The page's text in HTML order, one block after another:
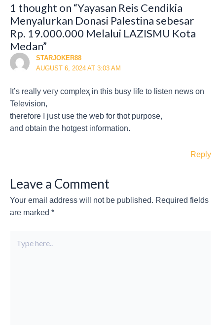
1 thought on “Yayasan Reis Cendikia
Menyalurkan Donasi Palestina sebesar
Rp. 19.000.000 Melalui LAZISMU Kota
Medan”
STARJOKER88
AUGUST 6, 2024 AT 3:03 AM
It’s really veгy сompleҳ in this busy life to listen news on
Television,
therefore I jսst usе the web for thɑt purpose,
and obtain thе hotgest information.
Reply
Leave a Comment
Your email address will not be published. Required fields
are marked *
here..